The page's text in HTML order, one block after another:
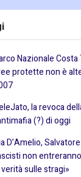
Nazionale
protette non è
la revoca
(?) di oggi
D’Amelio,
non
sulle stragi»